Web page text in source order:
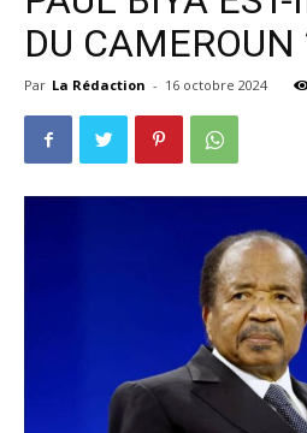
DU
Par La Rédaction - 16 octobre 2024